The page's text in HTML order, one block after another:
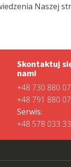
Naszej
Skontaktuj
nami
+48 730 880
+48 791 880
Serwis:
+48 578 033